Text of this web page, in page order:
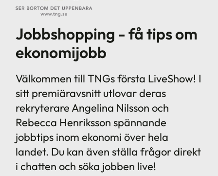
Jobbshopping - få tips om
ekonomijobb
Välkommen till TNGs första LiveShow! I
sitt premiäravsnitt utlovar deras
rekryterare Angelina Nilsson och
Rebecca Henriksson spännande
jobbtips inom ekonomi över hela
landet. Du kan även ställa frågor direkt
i chatten och söka jobben live!